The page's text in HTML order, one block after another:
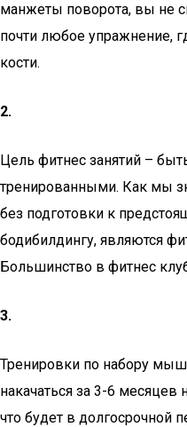
манжеты поворота, вы не
почти любое упражнение,
кости.
2.
Цель фитнес занятий –
тренированными. Как мы
без подготовки к
бодибилдингу, являются
Большинство в фитнес
3.
Тренировки по набору
накачаться за 3-6
что будет в долгосрочной